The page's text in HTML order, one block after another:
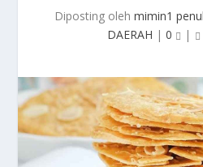
Diposting oleh mimin1
DAERAH | 0 |